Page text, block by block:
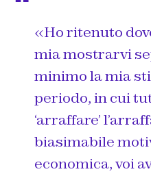
«Ho ritenuto
mia mostrarvi
minimo la mia
periodo, in cui
‘arraffare’
biasimabile
economica, voi